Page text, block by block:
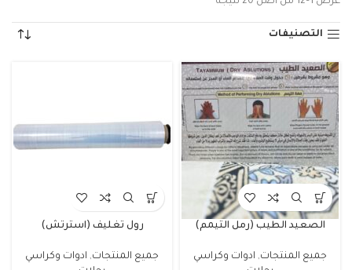
التصنيفات
الصعيد الطيب (رمل التيمم)
جميع المنتجات, ادوات وكراسي
رول تغليف (استرتش)
جميع المنتجات, ادوات وكراسي